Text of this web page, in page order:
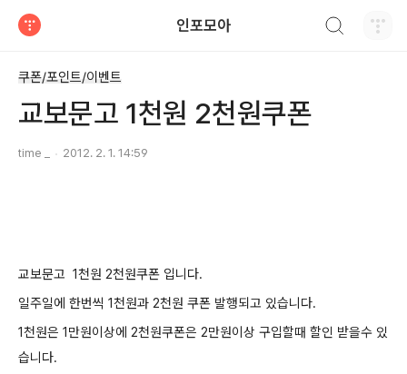
인포모아
쿠폰/포인트/이벤트
교보문고 1천원 2천원쿠폰
time _ 2012. 2. 1. 14:59
교보문고 1천원 2천원쿠폰 입니다.
일주일에 한번씩 1천원과 2천원 쿠폰 발행되고 있습니다.
1천원은 1만원이상에 2천원쿠폰은 2만원이상 구입할때 할인 받을수 있
습니다.